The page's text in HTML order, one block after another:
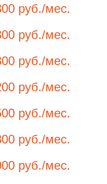
руб./мес.
руб./мес.
руб./мес.
руб./мес.
руб./мес.
руб./мес.
руб./мес.